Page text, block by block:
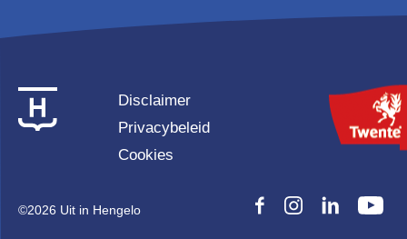
Disclaimer
Privacybeleid
Cookies
©2026 Uit in Hengelo